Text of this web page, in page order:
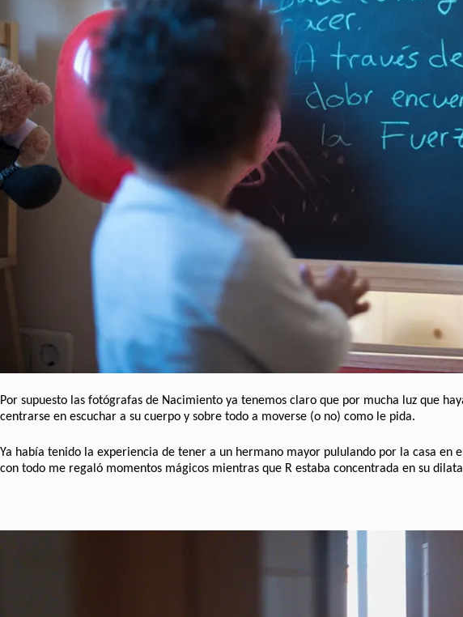
Por supuesto las fotógrafas de Nacimiento ya tenemos claro que por mucha luz que
centrarse en escuchar a su cuerpo y sobre todo a moverse (o no) como le pida.
Ya había tenido la experiencia de tener a un hermano mayor pululando por la casa en el
con todo me regaló momentos mágicos mientras que R estaba concentrada en su